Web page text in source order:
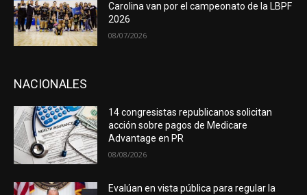
Carolina van por el campeonato de la LBPF
2026
08/07/2026
NACIONALES
14 congresistas republicanos solicitan
acción sobre pagos de Medicare
Advantage en PR
08/08/2026
Evalúan en vista pública para regular la